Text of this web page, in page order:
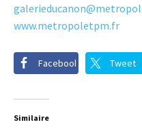
www.metropoletpm.fr
Facebook Tweet
Similaire